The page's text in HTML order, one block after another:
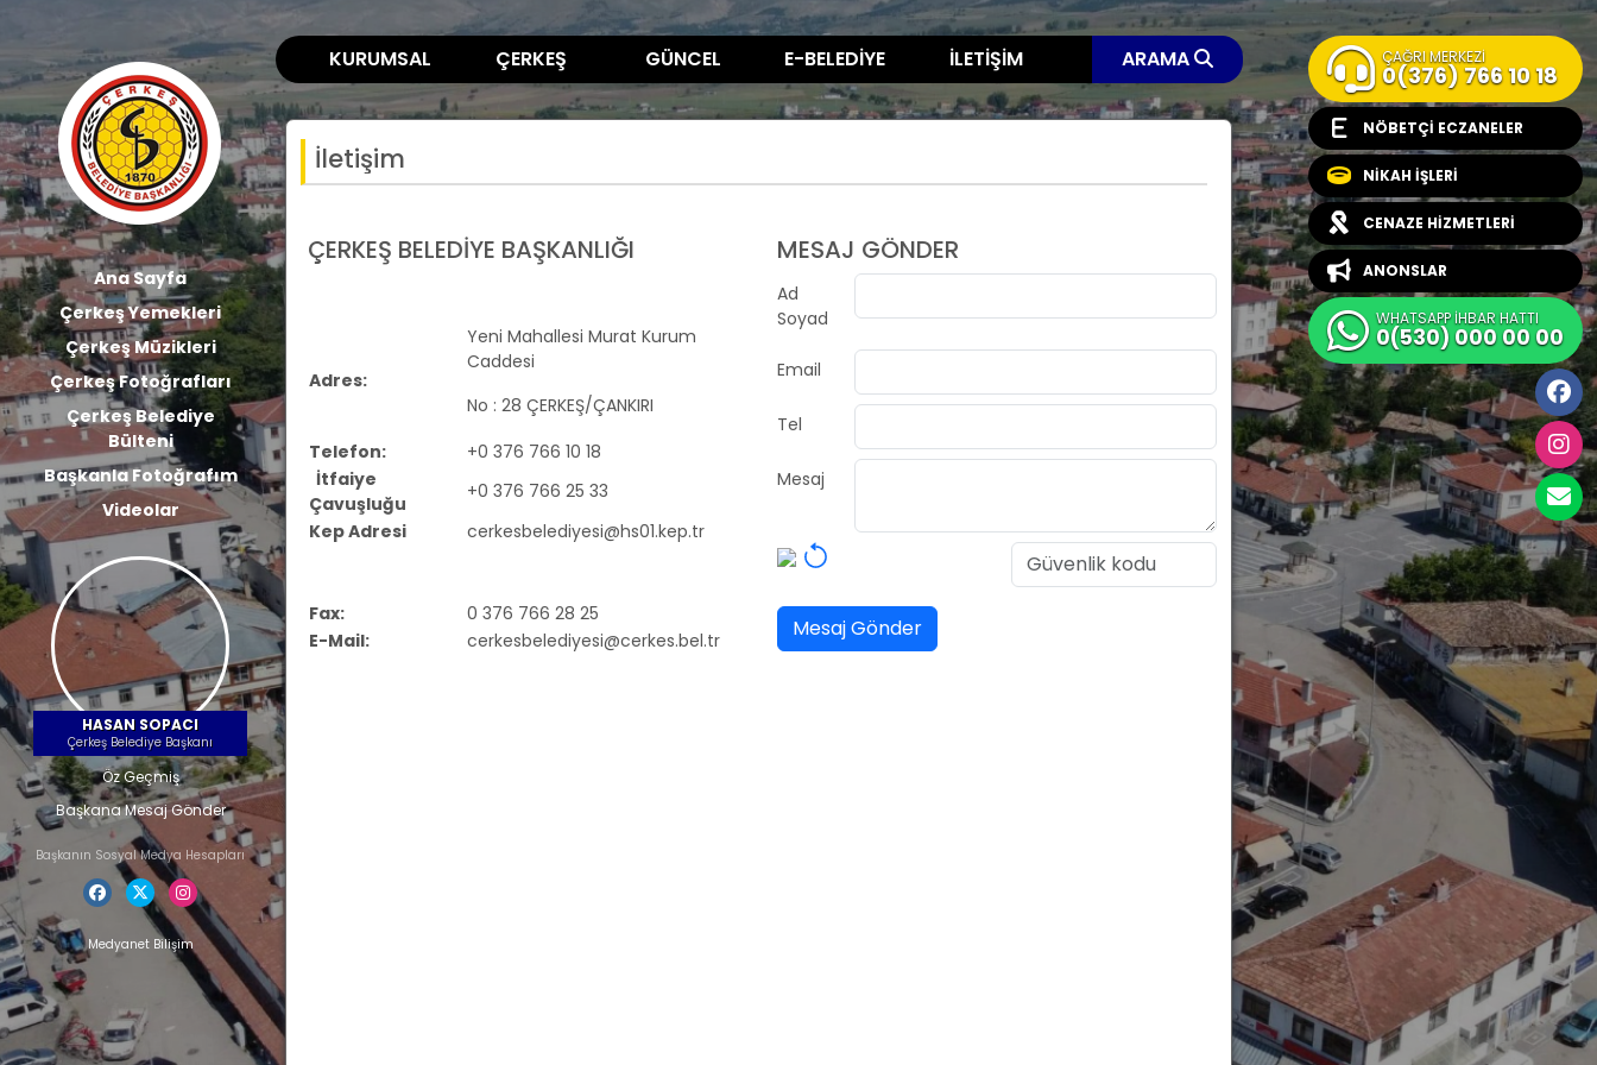
Ana Sayfa
Çerkeş Yemekleri
Çerkeş Müzikleri
Çerkeş Fotoğrafları
Çerkeş Belediye
Bülteni
Başkanla Fotoğrafım
Videolar
HASAN SOPACI
Çerkeş Belediye Başkanı
Öz Geçmiş
Başkana Mesaj Gönder
Başkanın Sosyal Medya Hesapları
Medyanet Bilişim
KURUMSAL ÇERKEŞ GÜNCEL E-BELEDİYE İLETİŞİM ARAMA
İletişim
ÇERKEŞ BELEDİYE BAŞKANLIĞI
Adres:
Yeni Mahallesi Murat Kurum
Caddesi
No : 28 ÇERKEŞ/ÇANKIRI
Telefon:
+0 376 766 10 18
İtfaiye
Çavuşluğu
+0 376 766 25 33
Kep Adresi
cerkesbelediyesi@hs01.kep.tr
Fax:
0 376 766 28 25
E-Mail:
cerkesbelediyesi@cerkes.bel.tr
MESAJ GÖNDER
Ad
Soyad
Email
Tel
Mesaj
ÇAĞRI MERKEZİ
0(376) 766 10 18
NÖBETÇİ ECZANELER
NİKAH İŞLERİ
CENAZE HİZMETLERİ
ANONSLAR
WHATSAPP İHBAR HATTI
0(530) 000 00 00